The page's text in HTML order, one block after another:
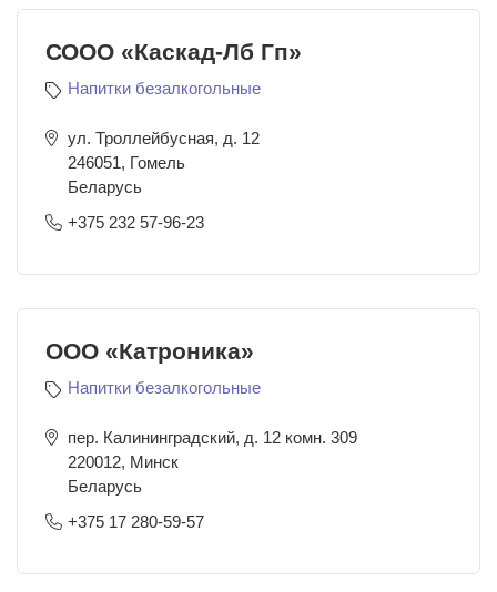
СООО «Каскад-Лб Гп»
Напитки безалкогольные
ул. Троллейбусная, д. 12
246051, Гомель
Беларусь
+375 232 57-96-23
ООО «Катроника»
Напитки безалкогольные
пер. Калининградский, д. 12 комн. 309
220012, Минск
Беларусь
+375 17 280-59-57